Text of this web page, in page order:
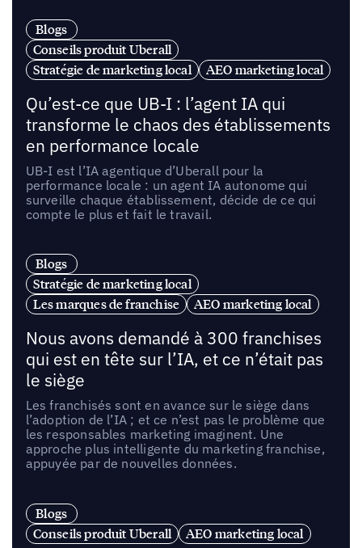
Blogs
Conseils produit Uberall
Stratégie de marketing local
AEO marketing local
Qu’est-ce que UB-I : l’agent IA qui
transforme le chaos des établissements
en performance locale
UB-I est l’IA agentique d’Uberall pour la
performance locale : un agent IA autonome qui
surveille chaque établissement, décide de ce qui
compte le plus et fait le travail.
Blogs
Stratégie de marketing local
Les marques de franchise
AEO marketing local
Nous avons demandé à 300 franchises
qui est en tête sur l’IA, et ce n’était pas
le siège
Les franchisés sont en avance sur le siège dans
l’adoption de l’IA ; et ce n’est pas le problème que
les responsables marketing imaginent. Une
approche plus intelligente du marketing franchise,
appuyée par de nouvelles données.
Blogs
Conseils produit Uberall
AEO marketing local